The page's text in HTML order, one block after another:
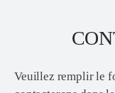
Veuillez remplir le